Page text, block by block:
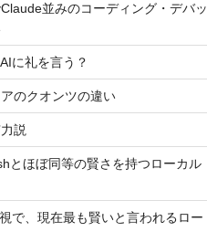
並みのコーディング・デバッ
に礼を言う？
のクオンツの違い
説
とほぼ同等の賢さを持つローカル
で、現在最も賢いと言われるロー